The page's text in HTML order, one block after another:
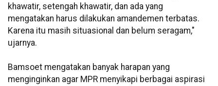
khawatir, setengah khawatir, dan ada yang
mengatakan harus dilakukan amandemen terbatas.
Karena itu masih situasional dan belum seragam,"
ujarnya.
Bamsoet mengatakan banyak harapan yang
menginginkan agar MPR menyikapi berbagai aspirasi